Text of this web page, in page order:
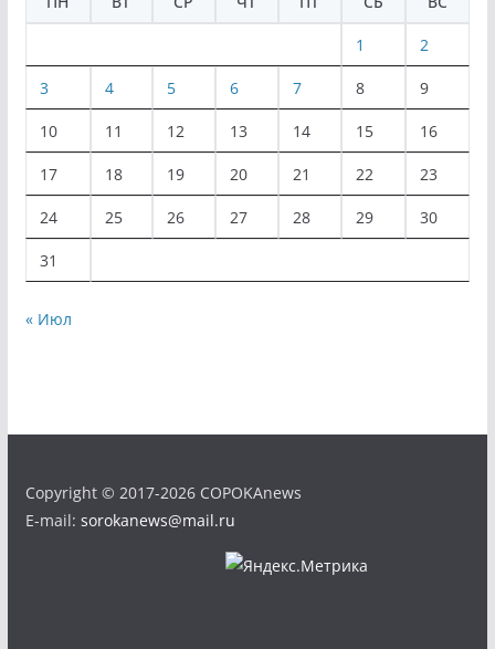
1 2
3 4 5 6 7 8 9
10 11 12 13 14 15 16
17 18 19 20 21 22 23
24 25 26 27 28 29 30
31
« Июл
Copyright © 2017-2026 COPOKAnews
E-mail: sorokanews@mail.ru